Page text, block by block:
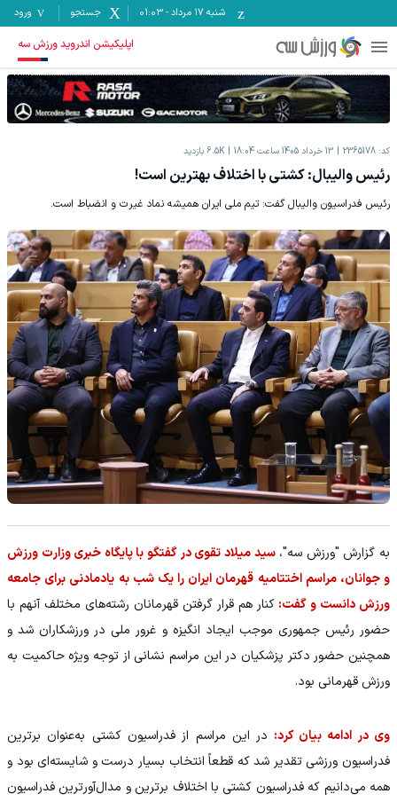
شنبه ۱۷ مرداد -
01:03 جستجو ورود
اپلیکیشن اندروید ورزش سه
کد: 2365178 13 خرداد 1405 ساعت 18:04 6.5K بازدید
رئیس والیبال: کشتی با اختلاف بهترین است!
رئیس فدراسیون والیبال گفت: تیم ملی ایران همیشه نماد غیرت و انضباط است.
به گزارش "ورزش سه"،سید میلاد تقوی در گفتگو با پایگاه خبری وزارت ورزش
و جوانان، مراسم اختتامیه قهرمان ایران را یک شب به یادمادنی برای جامعه
ورزش دانست و گفت: کنار هم قرار گرفتن قهرمانان رشته‌های مختلف آنهم با
حضور رئیس جمهوری موجب ایجاد انگیزه و غرور ملی در ورزشکاران شد و
همچنین حضور دکتر پزشکیان در این مراسم نشانی از توجه ویژه حاکمیت به
ورزش قهرمانی بود.
وی در ادامه بیان کرد: در این مراسم از فدراسیون کشتی به‌عنوان برترین
فدراسیون ورزشی تقدیر شد که قطعاً انتخاب بسیار درست و شایسته‌ای بود و
همه می‌دانیم که فدراسیون کشتی با اختلاف برترین و مدال‌آورترین فدراسیون